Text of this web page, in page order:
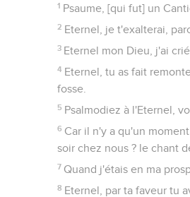
1 Psaume, [qui fut] un
2 Eternel, je t'exalterai,
3 Eternel mon Dieu, j'ai
4 Eternel, tu as fait
fosse.
5 Psalmodiez à l'Eternel,
6 Car il n'y a qu'un
soir chez nous ? le chant
7 Quand j'étais en ma
8 Eternel, par ta faveur tu